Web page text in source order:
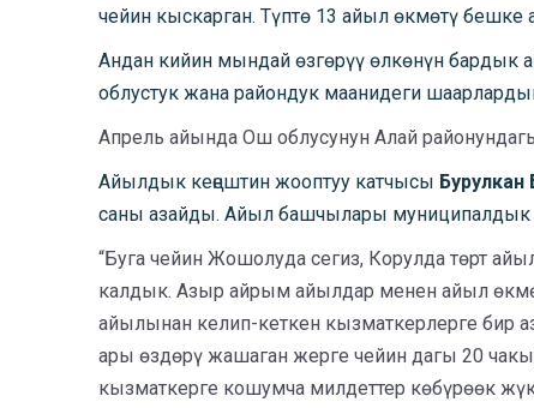
чейин кыскарган. Түптө 13 айыл өкмөтү бешке
Андан кийин мындай өзгөрүү өлкөнүн
облустук жана райондук маанидеги
Апрель айында Ош облусунун Алай
Айылдык кеңештин жооптуу катчысы
саны азайды. Айыл башчылары
“Буга чейин Жошолуда сегиз, Корулда төрт
калдык. Азыр айрым айылдар менен айыл
айылынан келип-кеткен кызматкерлерге бир
ары өздөрү жашаган жерге чейин дагы 20
кызматкерге кошумча милдеттер көбүрөөк